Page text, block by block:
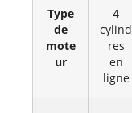
Type
de
mote
ur
4
cylind
res
en
ligne